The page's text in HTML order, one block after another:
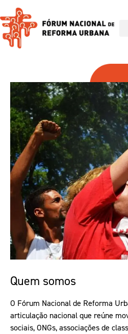
Quem somos
O Fórum Nacional de Reforma
articulação nacional que reúne
sociais, ONGs, associações de